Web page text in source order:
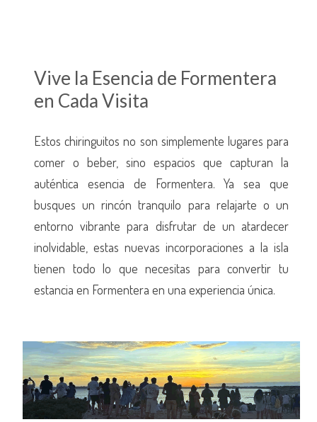
Vive la Esencia de Formentera
en Cada Visita
Estos chiringuitos no son simplemente lugares para
comer o beber, sino espacios que capturan la
auténtica esencia de Formentera. Ya sea que
busques un rincón tranquilo para relajarte o un
entorno vibrante para disfrutar de un atardecer
inolvidable, estas nuevas incorporaciones a la isla
tienen todo lo que necesitas para convertir tu
estancia en Formentera en una experiencia única.